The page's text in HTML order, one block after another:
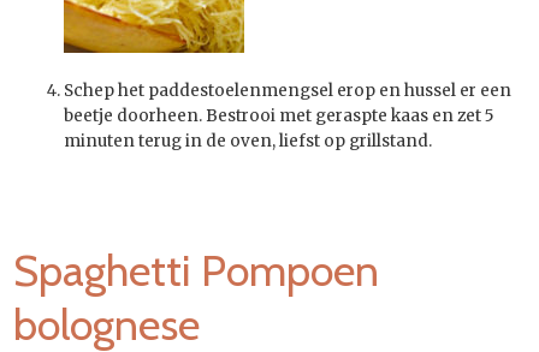
Schep het paddestoelenmengsel erop en hussel er een
beetje doorheen. Bestrooi met geraspte kaas en zet 5
minuten terug in de oven, liefst op grillstand.
Spaghetti Pompoen
bolognese